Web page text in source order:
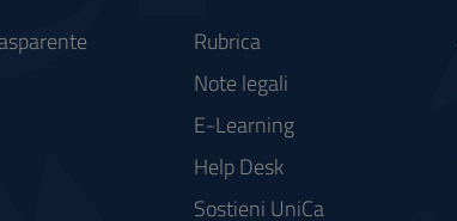
Rubrica
Note legali
E-Learning
Help Desk
Sostieni UniCa